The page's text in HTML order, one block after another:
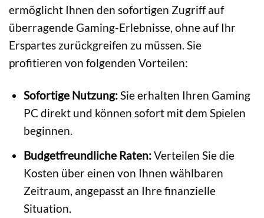
ermöglicht Ihnen den sofortigen Zugriff auf
überragende Gaming-Erlebnisse, ohne auf Ihr
Erspartes zurückgreifen zu müssen. Sie
profitieren von folgenden Vorteilen:
Sofortige Nutzung:Sie erhalten Ihren Gaming
PC direkt und können sofort mit dem Spielen
beginnen.
Budgetfreundliche Raten:Verteilen Sie die
Kosten über einen von Ihnen wählbaren
Zeitraum, angepasst an Ihre finanzielle
Situation.